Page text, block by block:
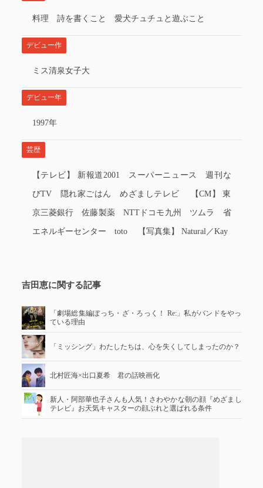
料理 詩を書くこと 愛犬チュチュと遊ぶこと
デビュー作
ミス清泉女子大
デビュー年
1997年
芸歴
【テレビ】 新報道2001 スーパーニュース 週刊な
びTV 隠れ家ごはん めざましテレビ 【CM】 東
京三菱銀行 佐藤製薬 NTTドコモ九州 ツムラ 省
エネルギーセンター toto 【写真集】 Natural／Kay
吉田恵に関する記事
「劇場総集編ぼっち・ざ・ろっく！ Re:」私がバンドをやっ
ている理由
「ミッシング」わたしたちは、心を失くしてしまったのか？
北村匠海×出口夏希 君の話映画化
新人・阿部華也子さんも人気！さわやかな朝の顔『めざまし
テレビ』お天気キャスターの顔ぶれと選ばれる条件